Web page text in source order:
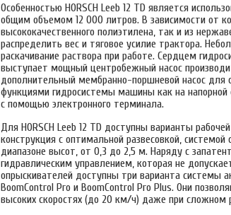
Особенностью HORSCH Leeb 12 TD является
общим объемом 12 000 литров. В зависимости от
высококачественного полиэтилена, так и из
распределить вес и тяговое усилие трактора.
раскачивание раствора при работе. Сердцем
выступает мощный центробежный насос
дополнительный мембранно-поршневой насос для
функциями гидросистемы машины как на напорной
с помощью электронного терминала.
Для HORSCH Leeb 12 TD доступны варианты
конструкция с оптимальной развесовкой,
диапазоне высот, от 0,3 до 2,5 м. Наряду с
гидравлическим управлением, которая не
опрыскивателей доступны три варианта системы
BoomControl Pro и BoomControl Pro Plus. Они
высоких скоростях (до 20 км/ч) даже при